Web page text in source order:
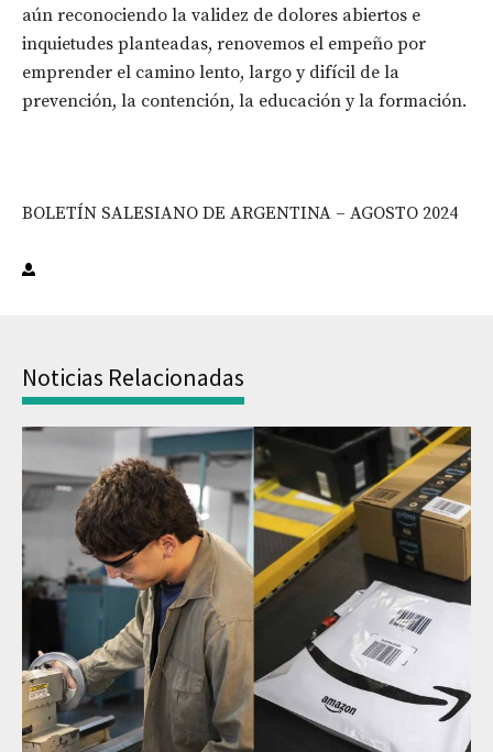
aún reconociendo la validez de dolores abiertos e
inquietudes planteadas, renovemos el empeño por
emprender el camino lento, largo y difícil de la
prevención, la contención, la educación y la formación.
BOLETÍN SALESIANO DE ARGENTINA – AGOSTO 2024
Noticias Relacionadas